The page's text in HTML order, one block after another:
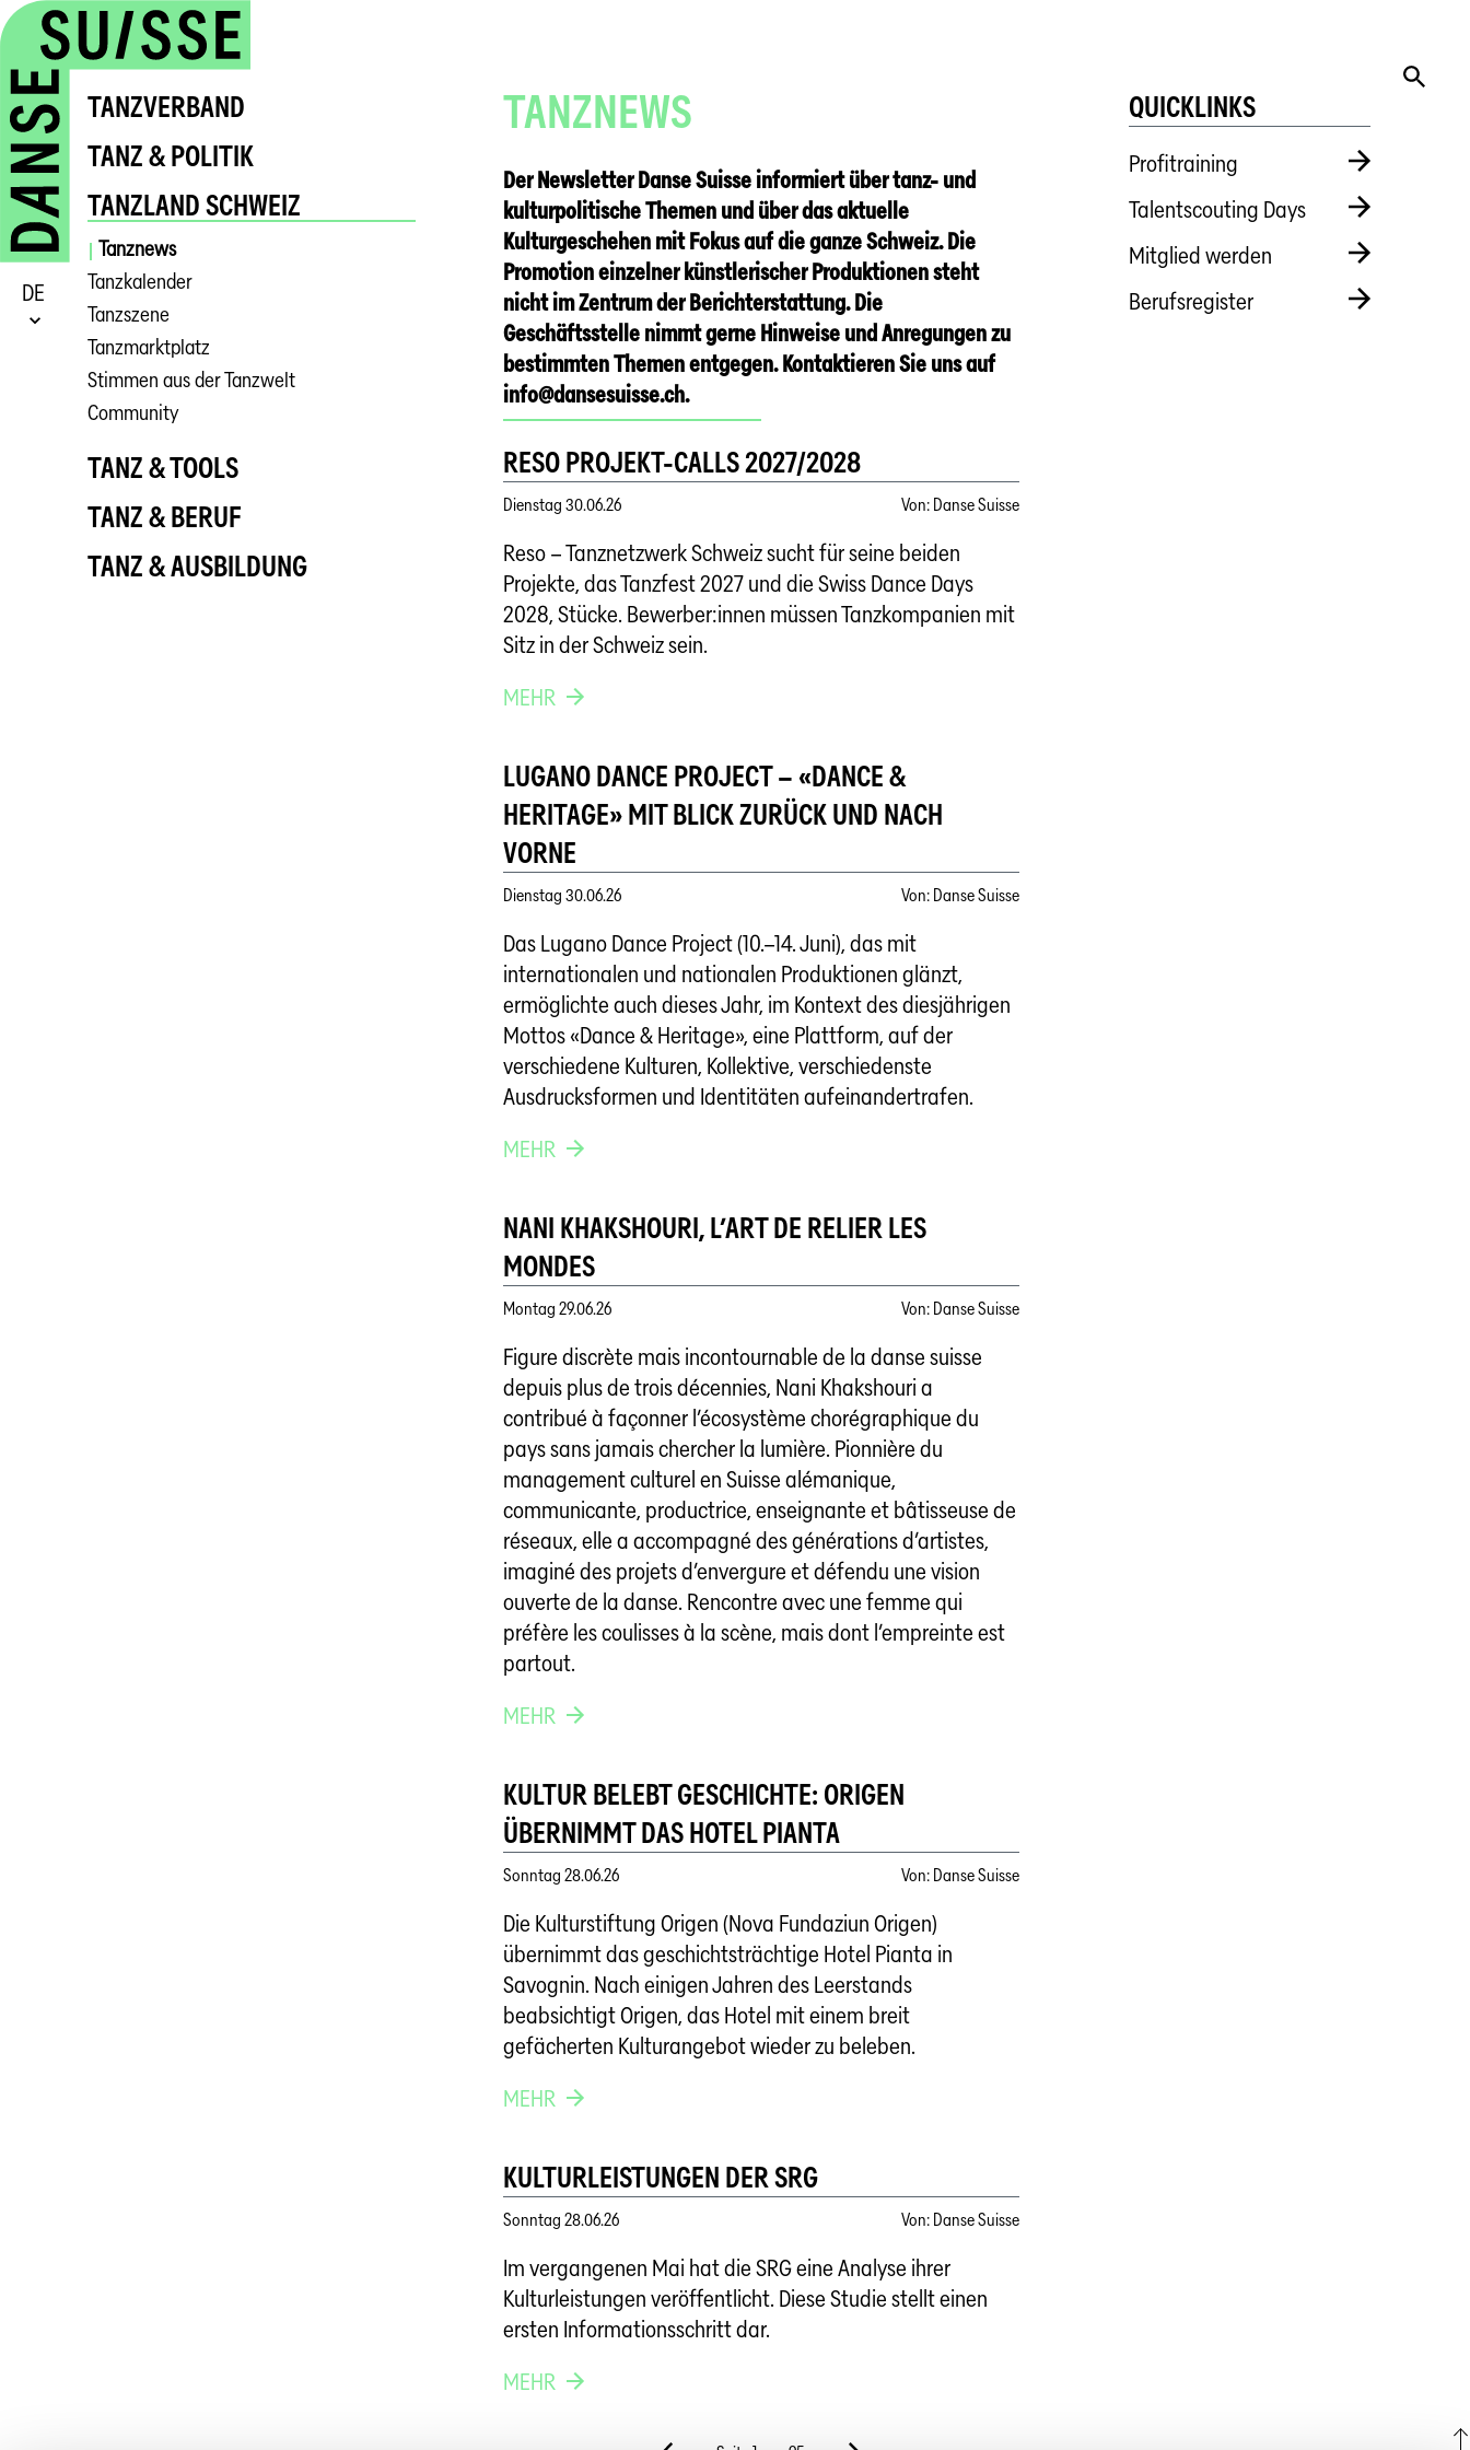
DE
TANZVERBAND
TANZ & POLITIK
TANZLAND SCHWEIZ
Tanznews
Tanzkalender
Tanzszene
Tanzmarktplatz
Stimmen aus der Tanzwelt
Community
TANZ & TOOLS
TANZ & BERUF
TANZ & AUSBILDUNG
TANZNEWS
Der Newsletter Danse Suisse informiert über tanz- und
kulturpolitische Themen und über das aktuelle
Kulturgeschehen mit Fokus auf die ganze Schweiz. Die
Promotion einzelner künstlerischer Produktionen steht
nicht im Zentrum der Berichterstattung. Die
Geschäftsstelle nimmt gerne Hinweise und Anregungen zu
bestimmten Themen entgegen. Kontaktieren Sie uns auf
info@dansesuisse.ch.
RESO PROJEKT-CALLS 2027/2028
Dienstag 30.06.26 Von: Danse Suisse
Reso – Tanznetzwerk Schweiz sucht für seine beiden
Projekte, das Tanzfest 2027 und die Swiss Dance Days
2028, Stücke. Bewerber:innen müssen Tanzkompanien mit
Sitz in der Schweiz sein.
MEHR
LUGANO DANCE PROJECT – «DANCE &
HERITAGE» MIT BLICK ZURÜCK UND NACH
VORNE
Dienstag 30.06.26 Von: Danse Suisse
Das Lugano Dance Project (10.–14. Juni), das mit
internationalen und nationalen Produktionen glänzt,
ermöglichte auch dieses Jahr, im Kontext des diesjährigen
Mottos «Dance & Heritage», eine Plattform, auf der
verschiedene Kulturen, Kollektive, verschiedenste
Ausdrucksformen und Identitäten aufeinandertrafen.
MEHR
NANI KHAKSHOURI, L’ART DE RELIER LES
MONDES
Montag 29.06.26 Von: Danse Suisse
Figure discrète mais incontournable de la danse suisse
depuis plus de trois décennies, Nani Khakshouri a
contribué à façonner l’écosystème chorégraphique du
pays sans jamais chercher la lumière. Pionnière du
management culturel en Suisse alémanique,
communicante, productrice, enseignante et bâtisseuse de
réseaux, elle a accompagné des générations d’artistes,
imaginé des projets d’envergure et défendu une vision
ouverte de la danse. Rencontre avec une femme qui
préfère les coulisses à la scène, mais dont l’empreinte est
partout.
MEHR
KULTUR BELEBT GESCHICHTE: ORIGEN
ÜBERNIMMT DAS HOTEL PIANTA
Sonntag 28.06.26 Von: Danse Suisse
Die Kulturstiftung Origen (Nova Fundaziun Origen)
übernimmt das geschichtsträchtige Hotel Pianta in
Savognin. Nach einigen Jahren des Leerstands
beabsichtigt Origen, das Hotel mit einem breit
gefächerten Kulturangebot wieder zu beleben.
MEHR
KULTURLEISTUNGEN DER SRG
Sonntag 28.06.26 Von: Danse Suisse
Im vergangenen Mai hat die SRG eine Analyse ihrer
Kulturleistungen veröffentlicht. Diese Studie stellt einen
ersten Informationsschritt dar.
MEHR
QUICKLINKS
Profitraining
Talentscouting Days
Mitglied werden
Berufsregister